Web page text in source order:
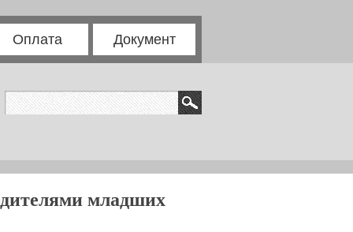
Оплата Документ
младших